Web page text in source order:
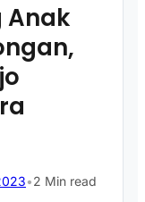
Anak
•2 Min read